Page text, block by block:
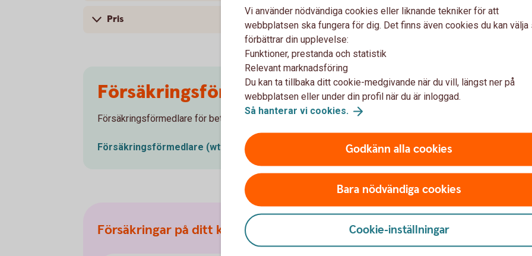
Pris
Försäkringsförmedlare
Försäkringsförmedlare för betalningsskydd betal- och kreditkort är WTW.
Försäkringsförmedlare (wtwco.com)
Försäkringar på ditt kort
Vi använder nödvändiga cookies eller liknande tekniker för att
webbplatsen ska fungera för dig. Det finns även cookies du kan välja
förbättrar din upplevelse:
Funktioner, prestanda och statistik
Relevant marknadsföring
Du kan ta tillbaka ditt cookie-medgivande när du vill, längst ner på
webbplatsen eller under din profil när du är inloggad.
Så hanterar vi cookies.
Godkänn alla cookies
Bara nödvändiga cookies
Cookie-inställningar